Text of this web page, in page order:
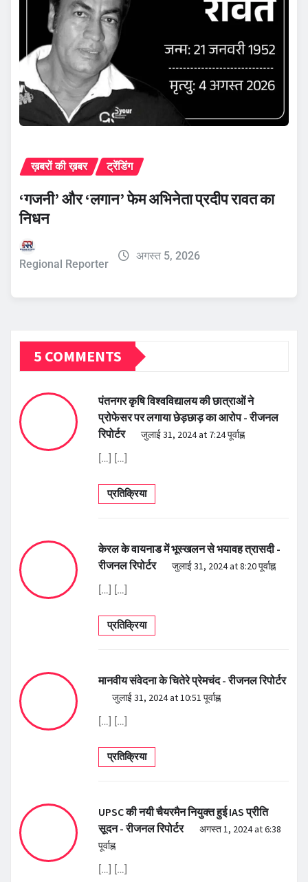
ख़बरों की ख़बर ट्रेंडिंग
‘गजनी’ और ‘लगान’ फेम अभिनेता प्रदीप रावत का
निधन
Regional Reporter
अगस्त 5, 2026
5 COMMENTS
पंतनगर कृषि विश्वविद्यालय की छात्राओं ने
प्रोफेसर पर लगाया छेड़छाड़ का आरोप - रीजनल
रिपोर्टर
जुलाई 31, 2024 at 7:24 पूर्वाह्न
[…] […]
प्रतिक्रिया
केरल के वायनाड में भूस्खलन से भयावह त्रासदी -
रीजनल रिपोर्टर
जुलाई 31, 2024 at 8:20 पूर्वाह्न
[…] […]
प्रतिक्रिया
मानवीय संवेदना के चितेरे प्रेमचंद - रीजनल रिपोर्टर
जुलाई 31, 2024 at 10:51 पूर्वाह्न
[…] […]
प्रतिक्रिया
UPSC की नयी चैयरमैन नियुक्त हुई IAS प्रीति
सूदन - रीजनल रिपोर्टर
अगस्त 1, 2024 at 6:38
पूर्वाह्न
[…] […]